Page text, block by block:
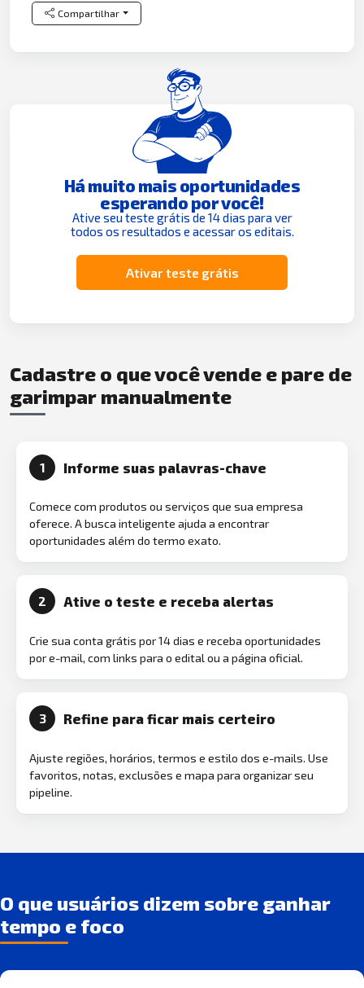
Compartilhar
Há muito mais oportunidades
esperando por você!
Ative seu teste grátis de 14 dias para ver
todos os resultados e acessar os editais.
Ativar teste grátis
Cadastre o que você vende e pare de
garimpar manualmente
1 Informe suas palavras-chave
Comece com produtos ou serviços que sua empresa
oferece. A busca inteligente ajuda a encontrar
oportunidades além do termo exato.
2 Ative o teste e receba alertas
Crie sua conta grátis por 14 dias e receba oportunidades
por e-mail, com links para o edital ou a página oficial.
3 Refine para ficar mais certeiro
Ajuste regiões, horários, termos e estilo dos e-mails. Use
favoritos, notas, exclusões e mapa para organizar seu
pipeline.
O que usuários dizem sobre ganhar
tempo e foco